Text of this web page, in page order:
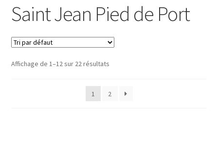
Saint Jean Pied de Port
Affichage de 1–12 sur 22 résultats
1 2